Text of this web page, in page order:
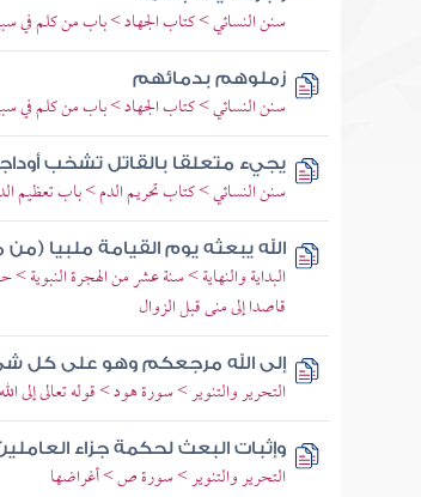
سنن النسائي > كتاب الجهاد > باب من كلم في
زملوهم بدمائهم
سنن النسائي > كتاب الجهاد > باب من كلم في
يجيء متعلقا بالقاتل تشخب
سنن النسائي > كتاب تحريم الدم > باب تعظيم
الله يبعثه يوم القيامة ملبيا
البداية والنهاية > سنة عشر من الهجرة
قاصدا إلى منى قبل الزوال
إلى الله مرجعكم وهو على كل
التحرير والتنوير > سورة هود > قوله تعالى
وإثبات البعث لحكمة جزاء
التحرير والتنوير > سورة ص > أغراضها